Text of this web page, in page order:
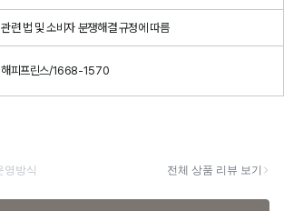
관련 법 및 소비자 분쟁해결 규정에 따름
해피프린스/1668-1570